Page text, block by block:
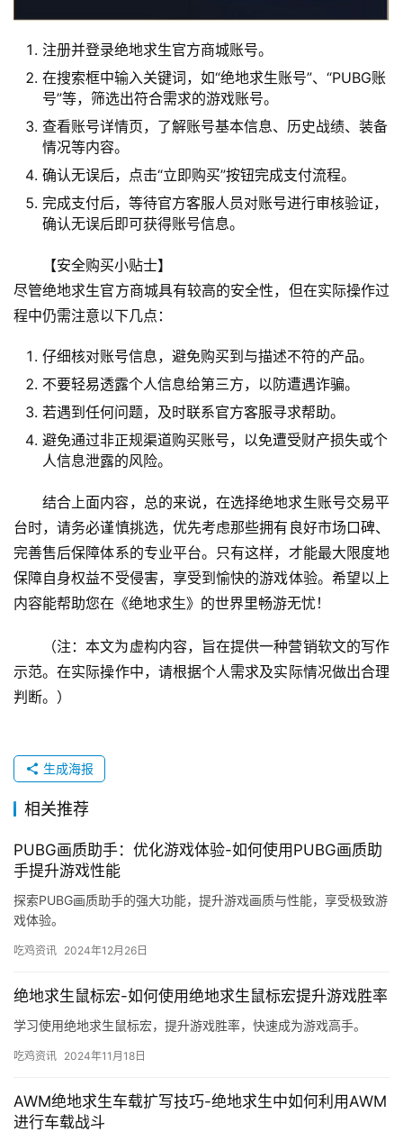
注册并登录绝地求生官方商城账号。
在搜索框中输入关键词，如“绝地求生账号”、“PUBG账
号”等，筛选出符合需求的游戏账号。
查看账号详情页，了解账号基本信息、历史战绩、装备
情况等内容。
确认无误后，点击“立即购买”按钮完成支付流程。
完成支付后，等待官方客服人员对账号进行审核验证，
确认无误后即可获得账号信息。
【安全购买小贴士】
尽管绝地求生官方商城具有较高的安全性，但在实际操作过
程中仍需注意以下几点：
仔细核对账号信息，避免购买到与描述不符的产品。
不要轻易透露个人信息给第三方，以防遭遇诈骗。
若遇到任何问题，及时联系官方客服寻求帮助。
避免通过非正规渠道购买账号，以免遭受财产损失或个
人信息泄露的风险。
结合上面内容，总的来说，在选择绝地求生账号交易平
台时，请务必谨慎挑选，优先考虑那些拥有良好市场口碑、
完善售后保障体系的专业平台。只有这样，才能最大限度地
保障自身权益不受侵害，享受到愉快的游戏体验。希望以上
内容能帮助您在《绝地求生》的世界里畅游无忧！
（注：本文为虚构内容，旨在提供一种营销软文的写作
示范。在实际操作中，请根据个人需求及实际情况做出合理
判断。）
生成海报
相关推荐
PUBG画质助手：优化游戏体验-如何使用PUBG画质助
手提升游戏性能
探索PUBG画质助手的强大功能，提升游戏画质与性能，享受极致游
戏体验。
吃鸡资讯 2024年12月26日
绝地求生鼠标宏-如何使用绝地求生鼠标宏提升游戏胜率
学习使用绝地求生鼠标宏，提升游戏胜率，快速成为游戏高手。
吃鸡资讯 2024年11月18日
AWM绝地求生车载扩写技巧-绝地求生中如何利用AWM
进行车载战斗